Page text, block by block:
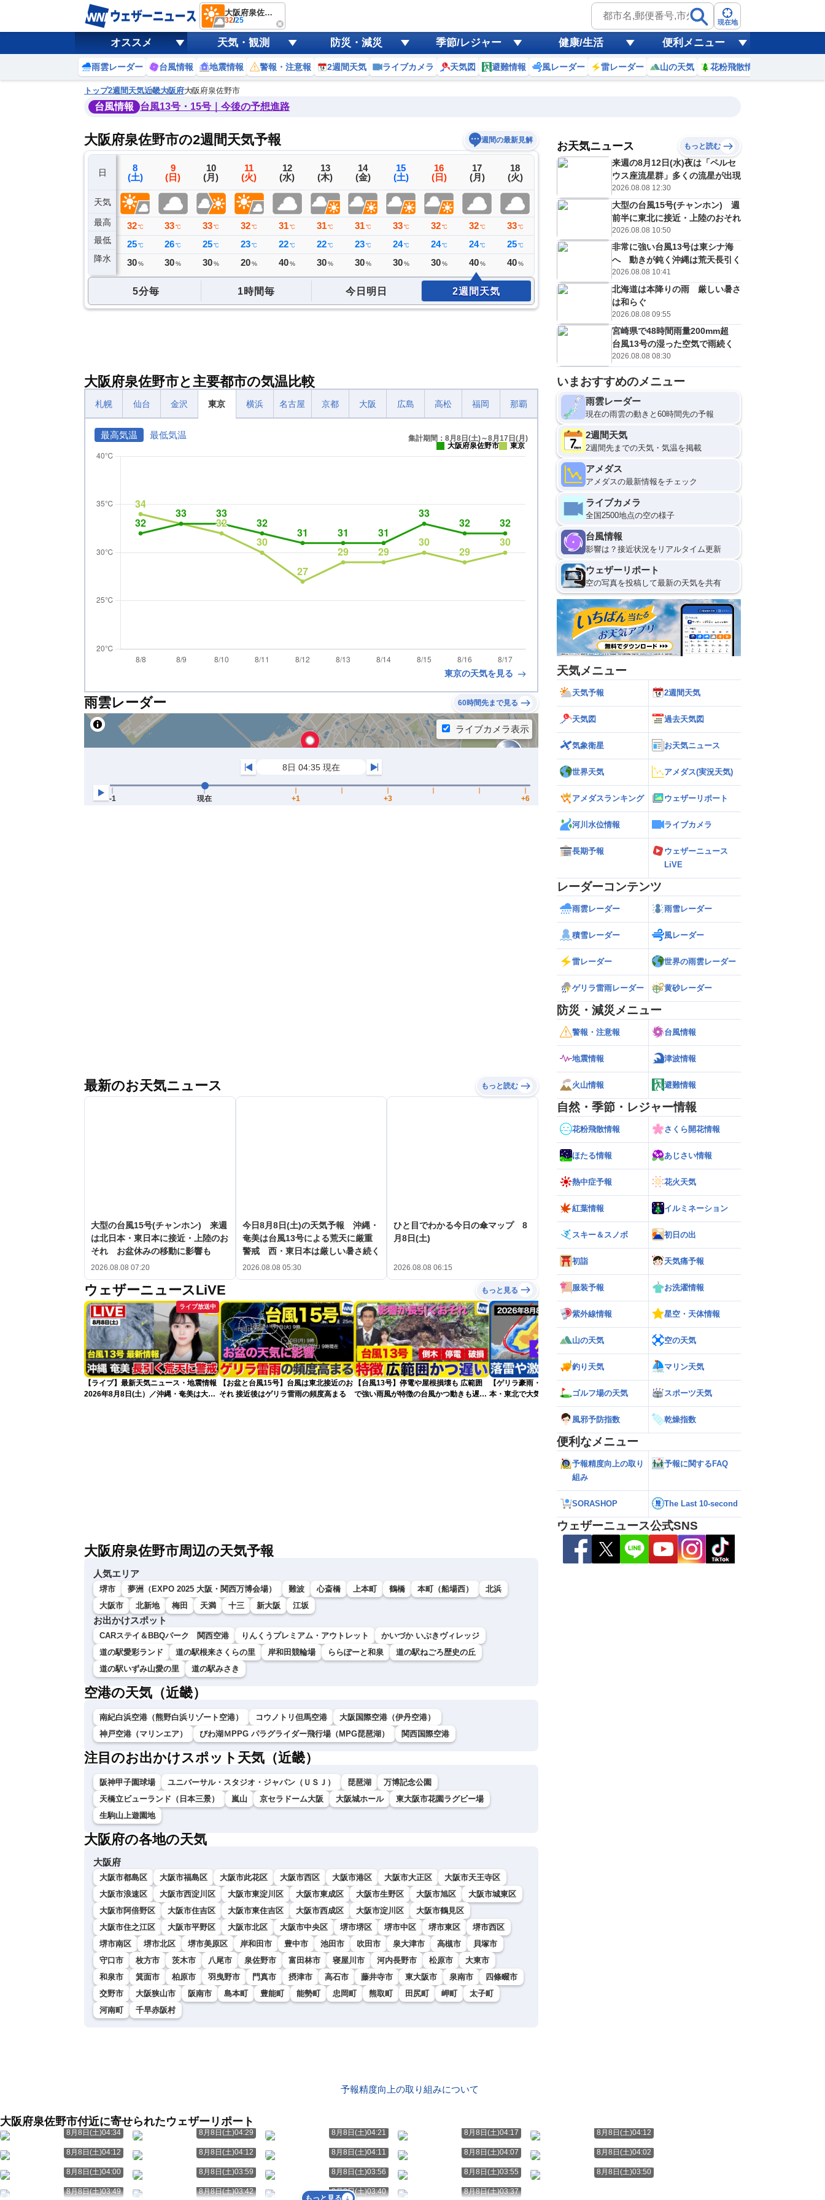
大阪府泉佐野市
32/25 現在地
オススメ 天気・観測 防災・減災 季節/レジャー 健康/生活 便利メニュー
雨雲レーダー 台風情報 地震情報 警報・注意報 2週間天気 ライブカメラ 天気図 避難情報 風レーダー 雷レーダー 山の天気 花粉飛散情報
トップ2週間天気近畿大阪府大阪府泉佐野市
台風情報 台風13号・15号｜今後の予想進路
大阪府泉佐野市の2週間天気予報 週間の最新見解
日
天気
最高
最低
降水
7
(金)
34℃
25℃
ミリ
8
(土)
32 ℃
25 ℃
30 %
9
(日)
33 ℃
26 ℃
30 %
10
(月)
33 ℃
25 ℃
30 %
11
(火)
32 ℃
23 ℃
20 %
12
(水)
31℃
22℃
40%
13
(木)
31℃
22℃
30%
14
(金)
31℃
23℃
30%
15
(土)
33℃
24℃
30%
16
(日)
32 ℃
24 ℃
30 %
17
(月)
32 ℃
24 ℃
40 %
18
(火)
33 ℃
25 ℃
40 %
19
℃ 25
21
(金)
C
34℃
25 ℃
20%
22
(土)
E
33℃
25℃
30 %
予報の
信頼度
B
C
D
低
？
5分毎 1時間毎 今日明日 2週間天気
大阪府泉佐野市と主要都市の気温比較
札幌 仙台 金沢 東京 横浜 名古屋 京都 大阪 広島 高松 福岡 那覇
最高気温 最低気温
集計期間：8月8日(土)～8月17日(月)
大阪府泉佐野市
東京
東京の天気を見る
雨雲レーダー 60時間先まで見る
最新のお天気ニュース もっと読む
大型の台風15号(チャンホン) 来週
は北日本・東日本に接近・上陸のお
それ お盆休みの移動に影響も
2026.08.08 07:20
今日8月8日(土)の天気予報 沖縄・
奄美は台風13号による荒天に厳重
警戒 西・東日本は厳しい暑さ続く
2026.08.08 05:30
ひと目でわかる今日の傘マップ 8
月8日(土)
2026.08.08 06:15
ウェザーニュースLiVE もっと見る
ライブ放送中
【ライブ】最新天気ニュース・地震情報
2026年8月8日(土）／沖縄・奄美は大荒
【お盆と台風15号】台風は東北接近のお
それ 接近後はゲリラ雷雨の頻度高まる
【台風13号】停電や屋根損壊も 広範囲
で強い雨風が特徴の台風かつ動きも遅く
【ゲリラ豪雨・落雷警戒】午後は東日
本・東北で大気の状態が非常に不安定に
【台風13号 2026】台風離れてもスパイ
ラルバンドによる大雨警戒（8日6時情
報）
大阪府泉佐野市周辺の天気予報
人気エリア
堺市 夢洲（EXPO 2025 大阪・関西万博会場） 難波 心斎橋 上本町 鶴橋 本町（船場西）
北浜
大阪市
北新地 梅田 天満 十三 新大阪 江坂
お出かけスポット
CARステイ＆BBQパーク 関西空港 りんくうプレミアム・アウトレット
かいづか いぶきヴィレッジ
道の駅愛彩ランド
道の駅根来さくらの里 岸和田競輪場 ららぽーと和泉
道の駅ねごろ歴史の丘
道の駅いずみ山愛の里
道の駅みさき
空港の天気（近畿）
南紀白浜空港（熊野白浜リゾート空港） コウノトリ但馬空港
大阪国際空港（伊丹空港）
神戸空港（マリンエア）
びわ湖ＭPPG パラグライダー飛行場（MPG琵琶湖） 関西国際空港
注目のお出かけスポット天気（近畿）
阪神甲子園球場 ユニバーサル・スタジオ・ジャパン（ＵＳＪ） 琵琶湖
万博記念公園
天橋立ビューランド（日本三景）
嵐山 京セラドーム大阪 大阪城ホール
東大阪市花園ラグビー場
生駒山上遊園地
大阪府の各地の天気
大阪府
大阪市都島区 大阪市福島区 大阪市此花区 大阪市西区 大阪市港区 大阪市大正区
大阪市天王寺区
大阪市浪速区
大阪市西淀川区 大阪市東淀川区 大阪市東成区 大阪市生野区 大阪市旭区
大阪市城東区
大阪市阿倍野区
大阪市住吉区 大阪市東住吉区 大阪市西成区 大阪市淀川区
大阪市鶴見区
大阪市住之江区
大阪市平野区 大阪市北区 大阪市中央区 堺市堺区 堺市中区 堺市東区
堺市西区
堺市南区
堺市北区 堺市美原区 岸和田市 豊中市 池田市 吹田市 泉大津市 高槻市
貝塚市
守口市
枚方市 茨木市 八尾市 泉佐野市 富田林市 寝屋川市 河内長野市 松原市
大東市
和泉市
箕面市 柏原市 羽曳野市 門真市 摂津市 高石市 藤井寺市 東大阪市 泉南市
四條畷市
交野市
大阪狭山市 阪南市 島本町 豊能町 能勢町 忠岡町 熊取町 田尻町 岬町
太子町
河南町
千早赤阪村
お天気ニュース もっと読む
来週の8月12日(水)夜は「ペルセ
ウス座流星群」多くの流星が出現
2026.08.08 12:30
大型の台風15号(チャンホン) 週
前半に東北に接近・上陸のおそれ
2026.08.08 10:50
非常に強い台風13号は東シナ海
へ 動きが鈍く沖縄は荒天長引く
2026.08.08 10:41
北海道は本降りの雨 厳しい暑さ
は和らぐ
2026.08.08 09:55
宮崎県で48時間雨量200mm超
台風13号の湿った空気で雨続く
2026.08.08 08:30
いまおすすめのメニュー
雨雲レーダー
現在の雨雲の動きと60時間先の予報
2週間天気
2週間先までの天気・気温を掲載
アメダス
アメダスの最新情報をチェック
ライブカメラ
全国2500地点の空の様子
台風情報
影響は？接近状況をリアルタイム更新
ウェザーリポート
空の写真を投稿して最新の天気を共有
天気メニュー
天気予報 2週間天気
天気図 過去天気図
気象衛星 お天気ニュース
世界天気 アメダス(実況天気)
アメダスランキング ウェザーリポート
河川水位情報 ライブカメラ
長期予報
ウェザーニュース
LiVE
レーダーコンテンツ
雨雲レーダー 雨雪レーダー
積雪レーダー 風レーダー
雷レーダー 世界の雨雲レーダー
ゲリラ雷雨レーダー 黄砂レーダー
防災・減災メニュー
警報・注意報 台風情報
地震情報 津波情報
火山情報 避難情報
自然・季節・レジャー情報
花粉飛散情報 さくら開花情報
ほたる情報 あじさい情報
熱中症予報 花火天気
紅葉情報 イルミネーション
スキー＆スノボ 初日の出
初詣 天気痛予報
服装予報 お洗濯情報
紫外線情報 星空・天体情報
山の天気 空の天気
釣り天気 マリン天気
ゴルフ場の天気 スポーツ天気
風邪予防指数 乾燥指数
便利なメニュー
予報精度向上の取り
組み
予報に関するFAQ
SORASHOP The Last 10-second
ウェザーニュース公式SNS
予報精度向上の取り組みについて
大阪府泉佐野市付近に寄せられたウェザーリポート
8月8日(土)04:34 8月8日(土)04:29 8月8日(土)04:21 8月8日(土)04:17 8月8日(土)04:12
8月8日(土)04:12 8月8日(土)04:12 8月8日(土)04:11 8月8日(土)04:07 8月8日(土)04:02
8月8日(土)04:00 8月8日(土)03:59 8月8日(土)03:56 8月8日(土)03:55 8月8日(土)03:50
8月8日(土)03:49 8月8日(土)03:42 8月8日(土)03:40 8月8日(土)03:37
もっと見る